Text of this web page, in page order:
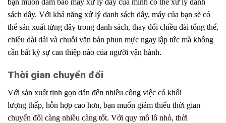
bạn muốn đảm bảo máy xử lý dây của mình có thể xử lý danh
sách dây. Với khả năng xử lý danh sách dây, máy của bạn sẽ có
thể sản xuất từng dây trong danh sách, thay đổi chiều dài tổng thể,
chiều dài dải và chuỗi văn bản phun mực ngay.lập tức mà không
cần bất kỳ sự can thiệp nào của người vận hành.
Thời gian chuyển đổi
Với sản xuất tinh gọn dẫn đến nhiều công việc có khối
lượng thấp, hỗn hợp cao hơn, bạn muốn giảm thiểu thời gian
chuyển đổi càng nhiều càng tốt. Với quy mô lô nhỏ, thời